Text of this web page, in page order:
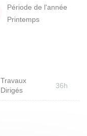
Période de l'année
Printemps
Travaux
Dirigés
36h